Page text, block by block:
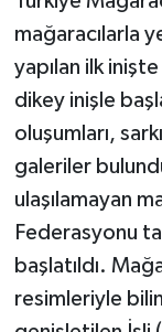
mağaracılarla
yapılan ilk
dikey inişle
oluşumları,
galeriler
ulaşılamayan
Federasyonu
başlatıldı.
resimleriyle
YAZARLAR
RESMİ
MAGAZİN